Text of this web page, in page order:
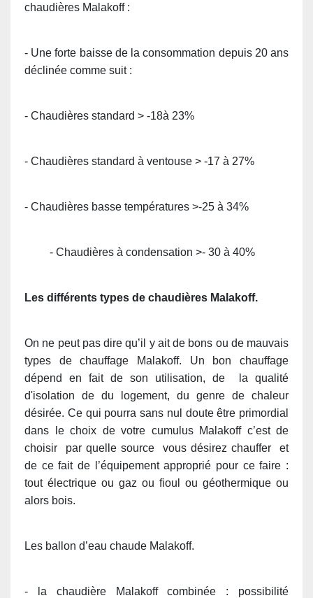
chaudières Malakoff :
- Une forte baisse de la consommation depuis 20 ans
déclinée comme suit :
- Chaudières standard > -18à 23%
- Chaudières standard à ventouse > -17 à 27%
- Chaudières basse températures >-25 à 34%
- Chaudières à condensation >- 30 à 40%
Les différents types de chaudières Malakoff.
On ne peut pas dire qu’il y ait de bons ou de mauvais
types de chauffage Malakoff. Un bon chauffage
dépend en fait de son utilisation, de la qualité
d'isolation de du logement, du genre de chaleur
désirée. Ce qui pourra sans nul doute être primordial
dans le choix de votre cumulus Malakoff c’est de
choisir par quelle source vous désirez chauffer et
de ce fait de l’équipement approprié pour ce faire :
tout électrique ou gaz ou fioul ou géothermique ou
alors bois.
Les ballon d’eau chaude Malakoff.
- la chaudière Malakoff combinée : possibilité